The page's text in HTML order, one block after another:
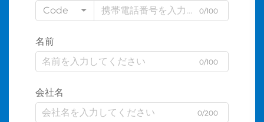
Code
0/100
名前
0/100
会社名
0/200